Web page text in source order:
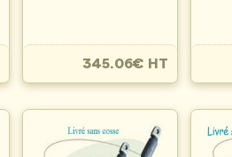
345.06€ HT